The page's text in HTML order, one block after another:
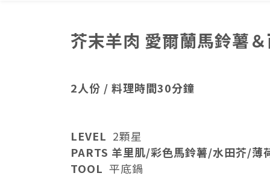
芥末羊肉 愛爾蘭馬鈴薯
2人份 / 料理時間30分鐘
LEVEL 2顆星
PARTS 羊里肌/彩色馬鈴薯/水田芥/薄
TOOL 平底鍋